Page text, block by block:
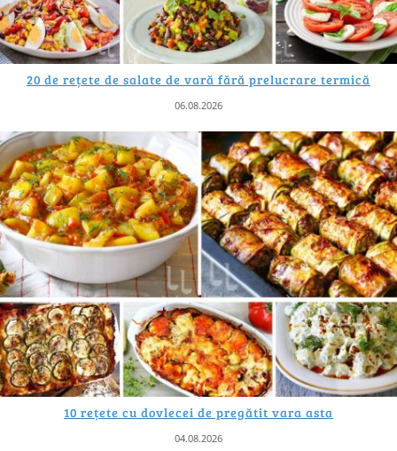
20 de rețete de salate de vară fără prelucrare termică
06.08.2026
10 rețete cu dovlecei de pregătit vara asta
04.08.2026